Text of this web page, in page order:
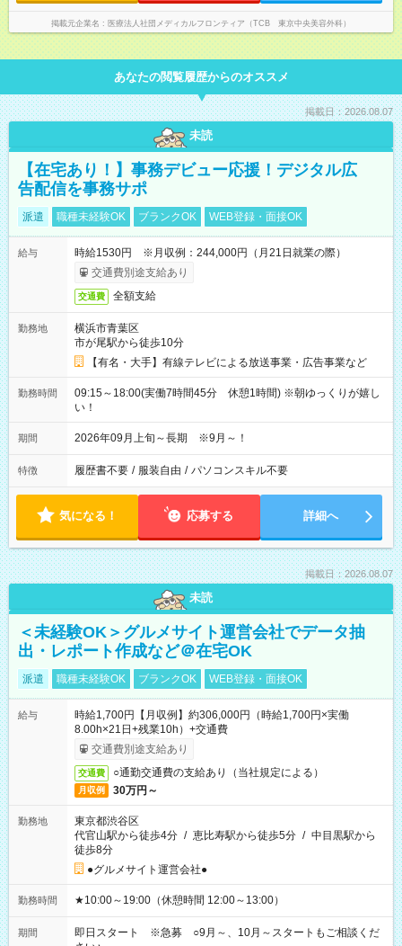
境です。
掲載元企業名 医療法人社団メディカルフロンティア（TCB 東京中央美容外科）
あなたの閲覧履歴からのオススメ
掲載日：2026.08.07
未読
【在宅あり！】事務デビュー応援！デジタル広
告配信を事務サポ
派遣 職種未経験OK ブランクOK WEB登録・面接OK
給与
時給1530円 ※月収例：244,000円（月21日就業の際）
交通費別途支給あり
交通費 全額支給
勤務地
横浜市青葉区
市が尾駅から徒歩10分
【有名・大手】有線テレビによる放送事業・広告事業など
勤務時間
09:15～18:00(実働7時間45分 休憩1時間) ※朝ゆっくりが嬉し
い！
期間 2026年09月上旬～長期 ※9月～！
特徴 履歴書不要 / 服装自由 / パソコンスキル不要
気になる！ 応募する 詳細へ
掲載日：2026.08.07
未読
＜未経験OK＞グルメサイト運営会社でデータ抽
出・レポート作成など＠在宅OK
派遣 職種未経験OK ブランクOK WEB登録・面接OK
給与
時給1,700円【月収例】約306,000円（時給1,700円×実働
8.00h×21日+残業10h）+交通費
交通費別途支給あり
交通費 ○通勤交通費の支給あり（当社規定による）
月収例 30万円～
勤務地
東京都渋谷区
代官山駅から徒歩4分 / 恵比寿駅から徒歩5分 / 中目黒駅から
徒歩8分
●グルメサイト運営会社●
勤務時間 ★10:00～19:00（休憩時間 12:00～13:00）
期間
即日スタート ※急募 ○9月～、10月～スタートもご相談くだ